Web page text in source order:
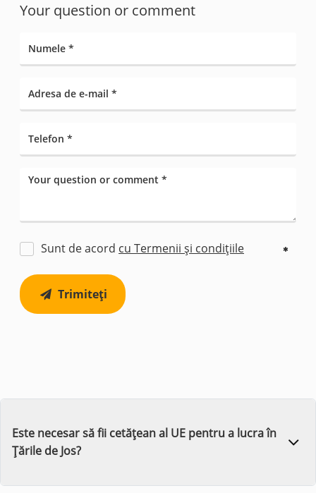
Your question or comment
Sunt de acord cu Termenii și condițiile
Trimiteți
Este necesar să fii cetățean al UE pentru a lucra în
Țările de Jos?